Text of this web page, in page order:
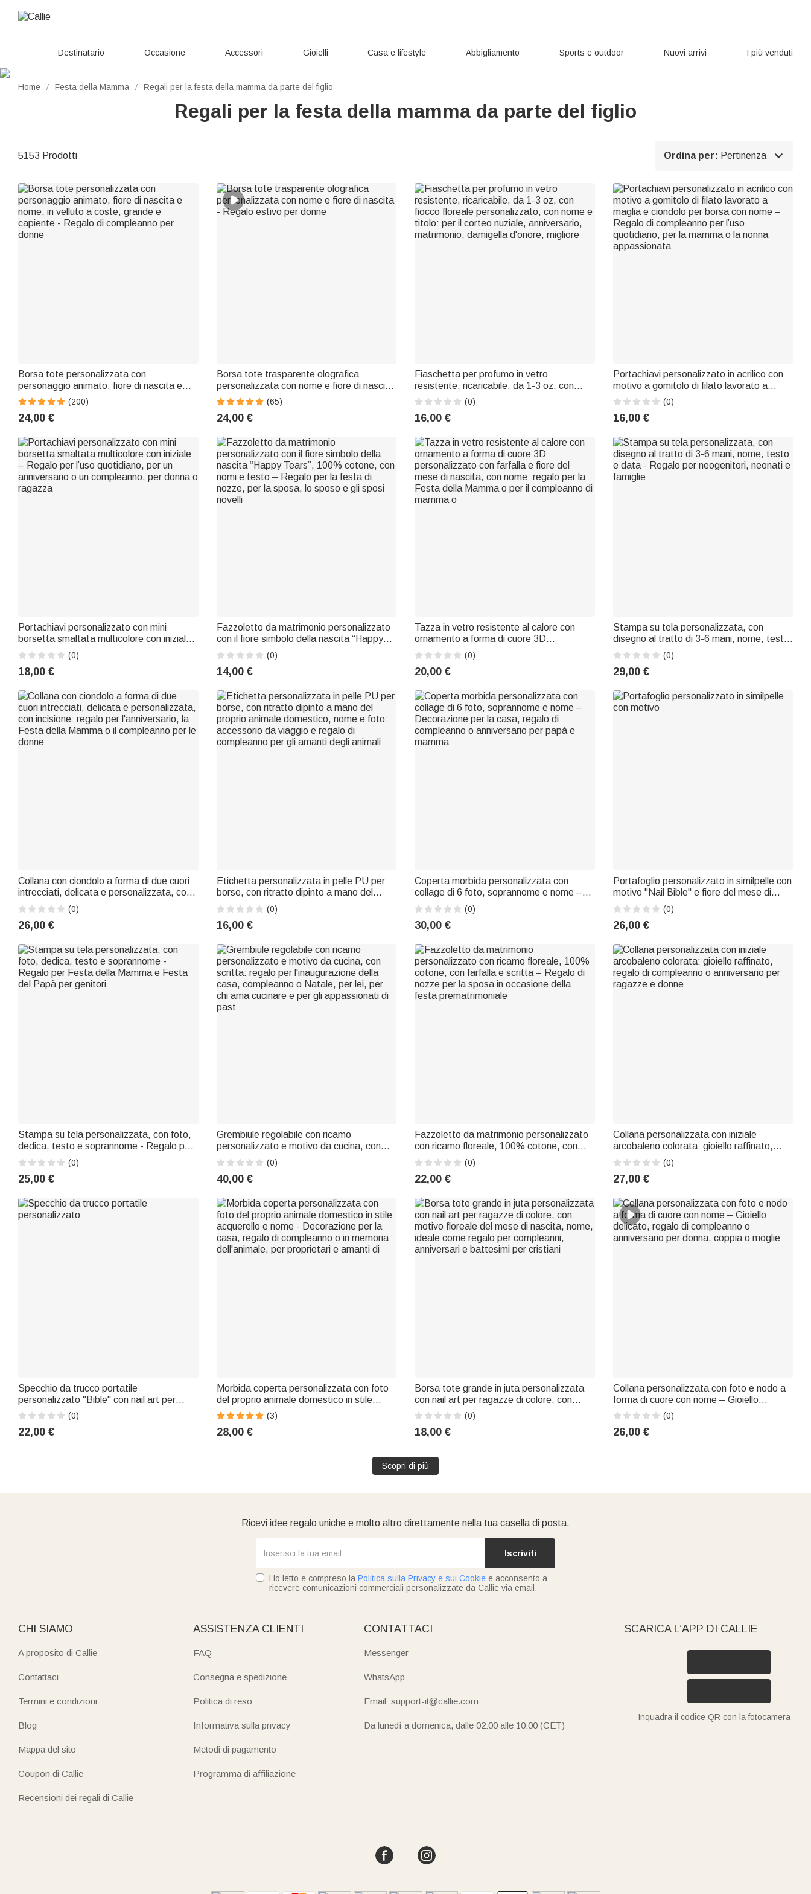
Destinatario Occasione Accessori Gioielli Casa e lifestyle Abbigliamento Sports e outdoor Nuovi arrivi I più venduti
Home / Festa della Mamma / Regali per la festa della mamma da parte del figlio
Regali per la festa della mamma da parte del figlio
5153 Prodotti Ordina per: Pertinenza 
Borsa tote personalizzata con
personaggio animato, fiore di nascita e
nome, in velluto a coste, grande e
capiente - Regalo di compleanno per
donne
(200)
24,00 €
Borsa tote trasparente olografica
personalizzata con nome e fiore di nascita
- Regalo estivo per donne
(65)
24,00 €
Fiaschetta per profumo in vetro
resistente, ricaricabile, da 1-3 oz, con
fiocco floreale personalizzato, con nome e
titolo: per il corteo nuziale, anniversario,
matrimonio, damigella d'onore, migliore
(0)
16,00 €
Portachiavi personalizzato in acrilico con
motivo a gomitolo di filato lavorato a
maglia e ciondolo per borsa con nome –
Regalo di compleanno per l’uso
quotidiano, per la mamma o la nonna
(0)
16,00 €
Portachiavi personalizzato con mini
borsetta smaltata multicolore con iniziale
– Regalo per l’uso quotidiano, per un
anniversario o un compleanno, per donna o
ragazza
(0)
18,00 €
Fazzoletto da matrimonio personalizzato
con il fiore simbolo della nascita “Happy
Tears”, 100% cotone, con nomi e testo –
Regalo per la festa di nozze, per la sposa,
lo sposo e gli sposi novelli
(0)
14,00 €
Tazza in vetro resistente al calore con
ornamento a forma di cuore 3D
personalizzato con farfalla e fiore del
mese di nascita, con nome: regalo per la
Festa della Mamma o per il compleanno di
(0)
20,00 €
Stampa su tela personalizzata, con
disegno al tratto di 3-6 mani, nome, testo
e data - Regalo per neogenitori, neonati e
famiglie
(0)
29,00 €
Collana con ciondolo a forma di due cuori
intrecciati, delicata e personalizzata, con
incisione: regalo per l'anniversario, la
Festa della Mamma o il compleanno per le
donne
(0)
26,00 €
Etichetta personalizzata in pelle PU per
borse, con ritratto dipinto a mano del
proprio animale domestico, nome e foto:
accessorio da viaggio e regalo di
compleanno per gli amanti degli animali
(0)
16,00 €
Coperta morbida personalizzata con
collage di 6 foto, soprannome e nome –
Decorazione per la casa, regalo di
compleanno o anniversario per papà e
mamma
(0)
30,00 €
Portafoglio personalizzato in similpelle con
motivo "Nail Bible" e fiore del mese di
nascita, con nome e cinturino da polso:
regalo di compleanno o anniversario per
donne cristiane
(0)
26,00 €
Stampa su tela personalizzata, con foto,
dedica, testo e soprannome - Regalo per
Festa della Mamma e Festa del Papà per
genitori
(0)
25,00 €
Grembiule regolabile con ricamo
personalizzato e motivo da cucina, con
scritta: regalo per l'inaugurazione della
casa, compleanno o Natale, per lei, per
chi ama cucinare e per gli appassionati di
(0)
40,00 €
Fazzoletto da matrimonio personalizzato
con ricamo floreale, 100% cotone, con
farfalla e scritta – Regalo di nozze per la
sposa in occasione della festa
prematrimoniale
(0)
22,00 €
Collana personalizzata con iniziale
arcobaleno colorata: gioiello raffinato,
regalo di compleanno o anniversario per
ragazze e donne
(0)
27,00 €
Specchio da trucco portatile
personalizzato "Bible" con nail art per
ragazze di colore, fiore del mese di
nascita, luce LED e nome: regalo di
battesimo o di compleanno per donna
(0)
22,00 €
Morbida coperta personalizzata con foto
del proprio animale domestico in stile
acquerello e nome - Decorazione per la
casa, regalo di compleanno o in memoria
dell'animale, per proprietari e amanti di
(3)
28,00 €
Borsa tote grande in juta personalizzata
con nail art per ragazze di colore, con
motivo floreale del mese di nascita, nome,
ideale come regalo per compleanni,
anniversari e battesimi per cristiani
(0)
18,00 €
Collana personalizzata con foto e nodo a
forma di cuore con nome – Gioiello
delicato, regalo di compleanno o
anniversario per donna, coppia o moglie
(0)
26,00 €
Scopri di più
Ricevi idee regalo uniche e molto altro direttamente nella tua casella di posta.
Iscriviti
Ho letto e compreso la Politica sulla Privacy e sui Cookie e acconsento a
ricevere comunicazioni commerciali personalizzate da Callie via email.
CHI SIAMO
A proposito di Callie
Contattaci
Termini e condizioni
Blog
Mappa del sito
Coupon di Callie
Recensioni dei regali di Callie
ASSISTENZA CLIENTI
FAQ
Consegna e spedizione
Politica di reso
Informativa sulla privacy
Metodi di pagamento
Programma di affiliazione
CONTATTACI
Messenger
WhatsApp
Email: support-it@callie.com
Da lunedì a domenica, dalle 02:00 alle 10:00 (CET)
SCARICA L’APP DI CALLIE
Inquadra il codice QR con la fotocamera